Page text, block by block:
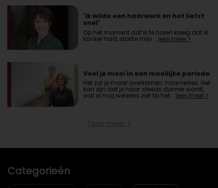
'Ik wilde een haarwerk en het liefst
snel'
Op het moment dat ik te horen kreeg dat ik
kanker had, stortte mijn … lees meer >
Voel je mooi in een moeilijke periode
Het zal je maar overkomen: haarverlies. Het
kan zijn dat je haar steeds dunner wordt,
wat je nog weleens ziet bij het … lees meer >
Toon meer >
Categorieën